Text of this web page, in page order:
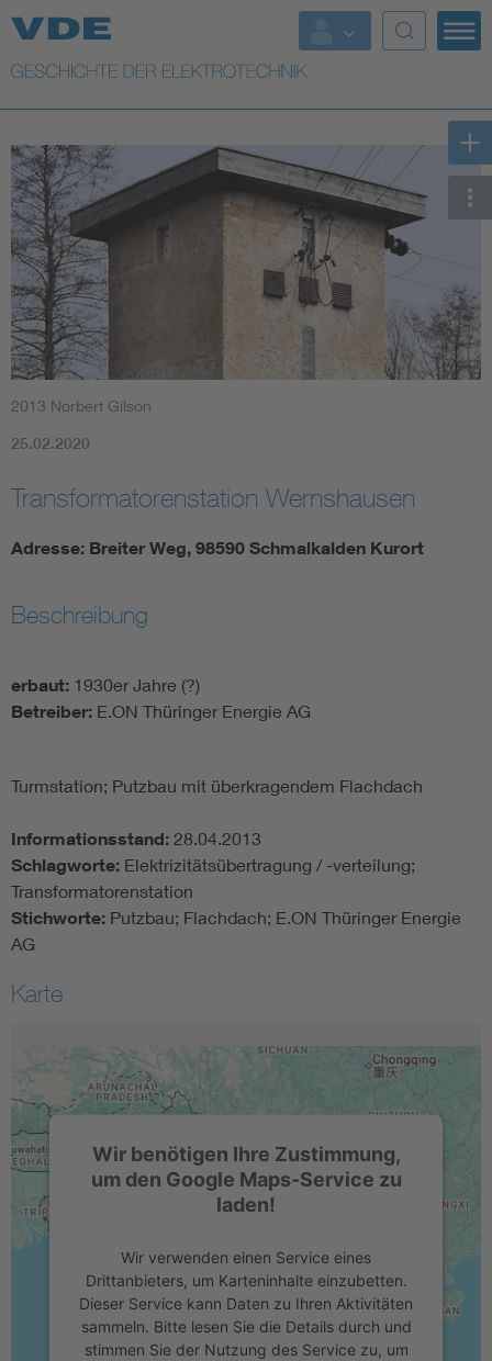
Top Themen
Weitere Themen
2013 Norbert Gilson
25.02.2020
Transformatorenstation Wernshausen
Adresse: Breiter Weg, 98590 Schmalkalden Kurort
Beschreibung
erbaut: 1930er Jahre (?)
Betreiber: E.ON Thüringer Energie AG
Turmstation; Putzbau mit überkragendem Flachdach
Informationsstand: 28.04.2013
Schlagworte: Elektrizitätsübertragung / -verteilung;
Transformatorenstation
Stichworte: Putzbau; Flachdach; E.ON Thüringer Energie
AG
Karte
Wir benötigen Ihre Zustimmung,
um den Google Maps-Service zu
laden!
Wir verwenden einen Service eines
Drittanbieters, um Karteninhalte einzubetten.
Dieser Service kann Daten zu Ihren Aktivitäten
sammeln. Bitte lesen Sie die Details durch und
stimmen Sie der Nutzung des Service zu, um